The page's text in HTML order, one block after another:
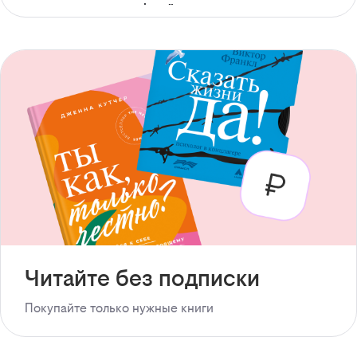
с доступом офлайн
Читайте без подписки
Покупайте только нужные книги